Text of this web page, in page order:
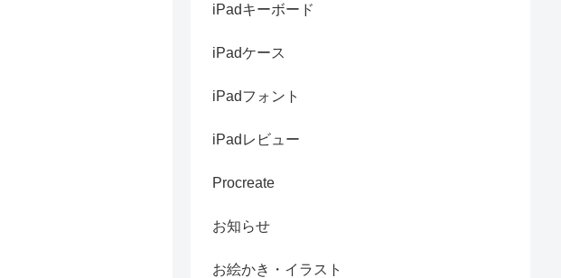
iPadキーボード
iPadケース
iPadフォント
iPadレビュー
Procreate
お知らせ
お絵かき・イラスト